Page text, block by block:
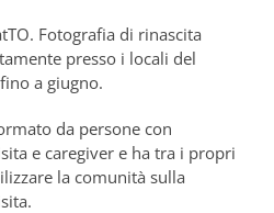
Fotografia di rinascita
presso i locali del
a giugno.
da persone con
e caregiver e ha tra i propri
la comunità sulla